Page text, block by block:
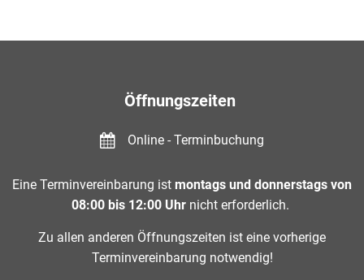
Öffnungszeiten
Online - Terminbuchung
Eine Terminvereinbarung ist montags und donnerstags von
08:00 bis 12:00 Uhr nicht erforderlich.
Zu allen anderen Öffnungszeiten ist eine vorherige
Terminvereinbarung notwendig!